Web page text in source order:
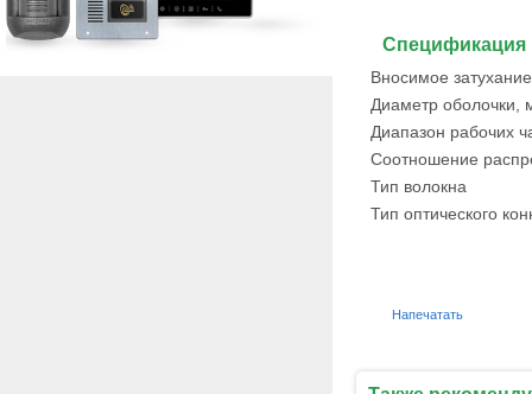
Спецификация
Вносимое
Диаметр оболочки,
Диапазон рабочих
Соотношение
Тип волокна
Тип оптического
Напечатать